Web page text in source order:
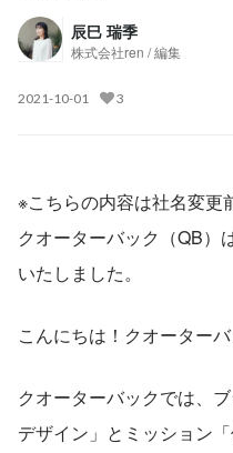
辰巳 瑞季
株式会社ren / 編集
2021-10-01 3
※こちらの内容は社名変更
クオーターバック（QB）
いたしました。
こんにちは！クオーターバ
クオーターバックでは、
デザイン」とミッション